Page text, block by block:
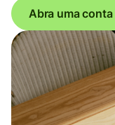
Abra uma conta